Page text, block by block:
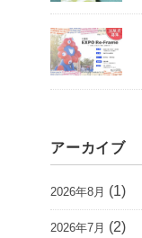
アーカイブ
2026年8月 (1)
2026年7月 (2)